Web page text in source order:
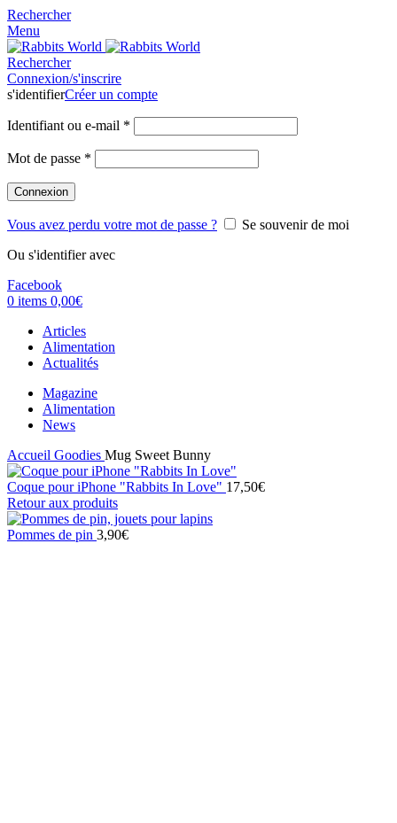
Rechercher
Menu
Rechercher
Connexion/s'inscrire
s'identifierCréer un compte
Identifiant ou e-mail *
Mot de passe *
Connexion
Vous avez perdu votre mot de passe ?
Se souvenir de moi
Ou s'identifier avec
Facebook
0 items 0,00€
Articles
Alimentation
Actualités
Magazine
Alimentation
News
Accueil Goodies Mug Sweet Bunny
Coque pour iPhone "Rabbits In Love" 17,50€
Retour aux produits
Pommes de pin 3,90€